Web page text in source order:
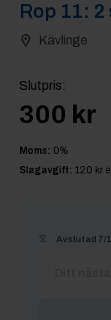
Rop 11: 2
Kävlinge
Slutpris:
300 kr
Moms: 0%
Slagavgift: 120 kr
Avslutad 7/